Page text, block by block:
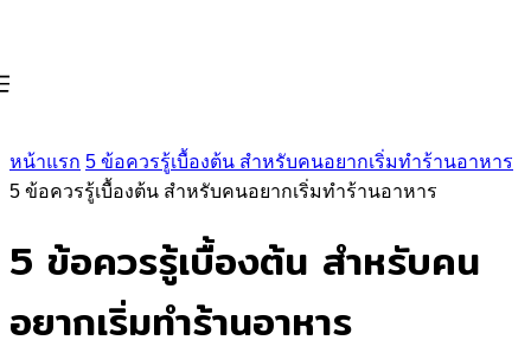
หน้าแรก 5 ข้อควรรู้เบื้องต้น สำหรับคนอยากเริ่มทำร้านอาหาร
5 ข้อควรรู้เบื้องต้น สำหรับคนอยากเริ่มทำร้านอาหาร
5 ข้อควรรู้เบื้องต้น สำหรับคน
อยากเริ่มทำร้านอาหาร